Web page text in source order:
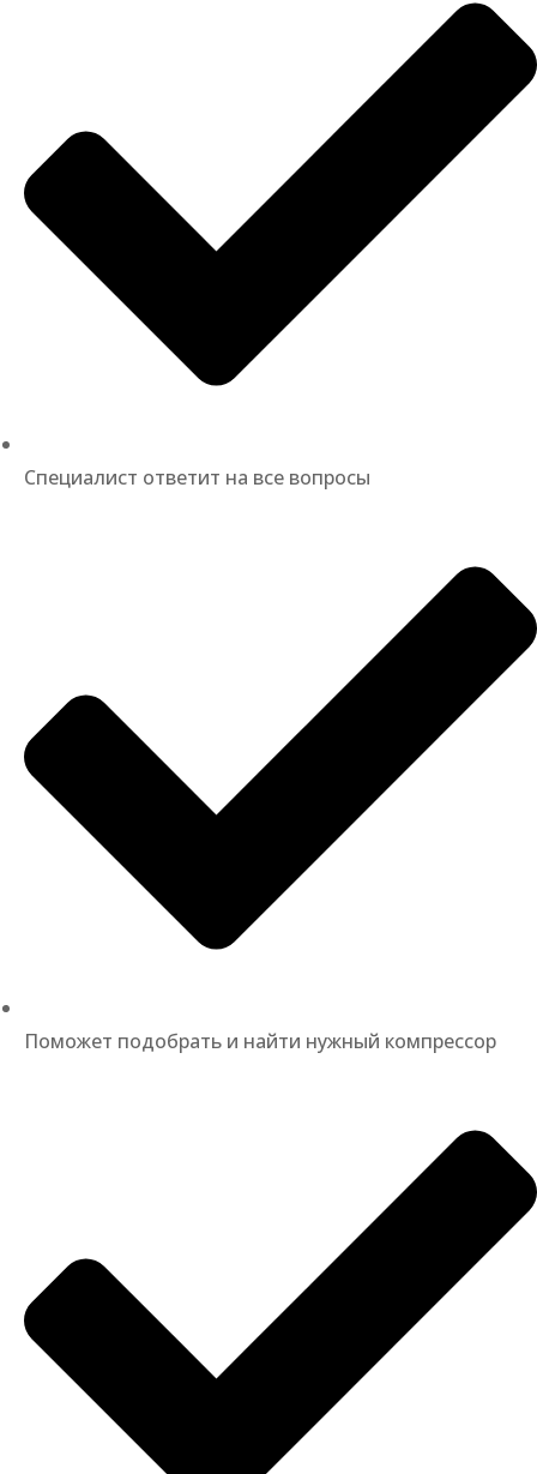
Специалист ответит на все вопросы
Поможет подобрать и найти нужный компрессор